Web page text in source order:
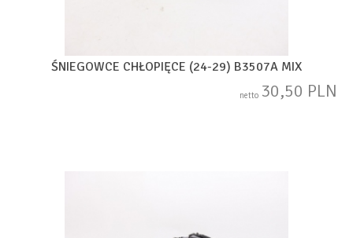
ŚNIEGOWCE CHŁOPIĘCE (24-29) B3507A MIX
netto 30,50 PLN